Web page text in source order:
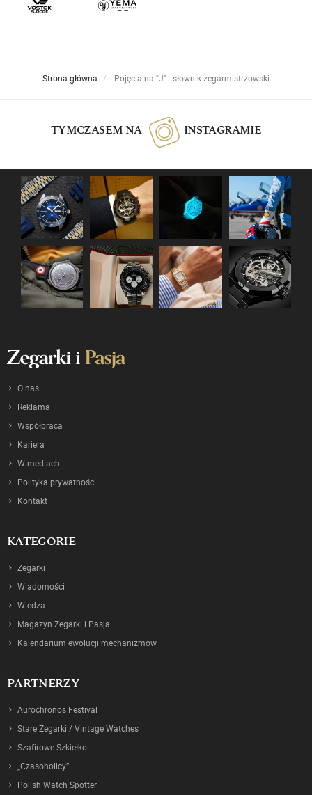
Strona główna Pojęcia na "J" - słownik zegarmistrzowski
TYMCZASEM NA INSTAGRAMIE
O nas
Reklama
Współpraca
Kariera
W mediach
Polityka prywatności
Kontakt
KATEGORIE
Zegarki
Wiadomości
Wiedza
Magazyn Zegarki i Pasja
Kalendarium ewolucji mechanizmów
PARTNERZY
Aurochronos Festival
Stare Zegarki / Vintage Watches
Szafirowe Szkiełko
„Czasoholicy”
Polish Watch Spotter